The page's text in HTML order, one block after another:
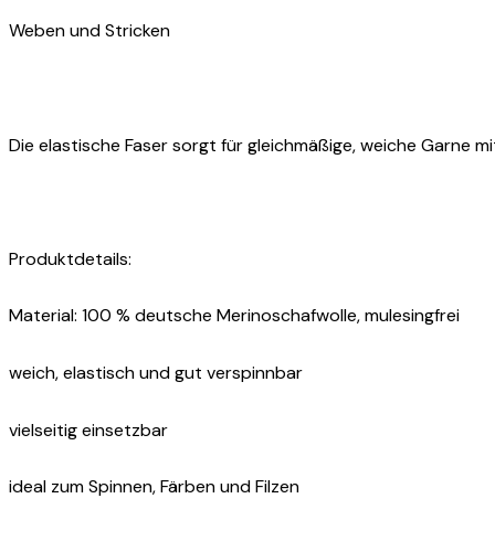
Weben und Stricken
Die elastische Faser sorgt für gleichmäßige, weiche Garne
Produktdetails:
Material: 100 % deutsche Merinoschafwolle, mulesingfrei
weich, elastisch und gut verspinnbar
vielseitig einsetzbar
ideal zum Spinnen, Färben und Filzen